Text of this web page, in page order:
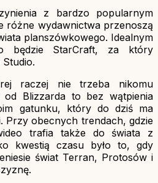
z bardzo popularnym
różne wydawnictwa przenoszą
planszówkowego. Idealnym
będzie StarCraft, za który
raczej nie trzeba nikomu
od Blizzarda to bez wątpienia
gatunku, który do dziś ma
Przy obecnych trendach, gdzie
trafia także do świata z
kwestią czasu było to, gdy
świat Terran, Protosów i